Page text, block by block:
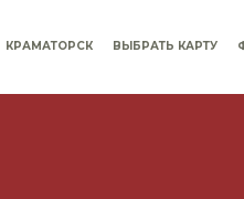
КРАМАТОРСК ВЫБРАТЬ КАРТУ